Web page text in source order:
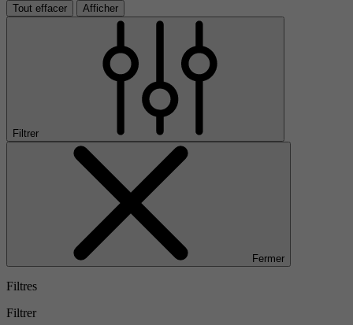
Tout effacer Afficher
Filtrer
Fermer
Filtres
Filtrer